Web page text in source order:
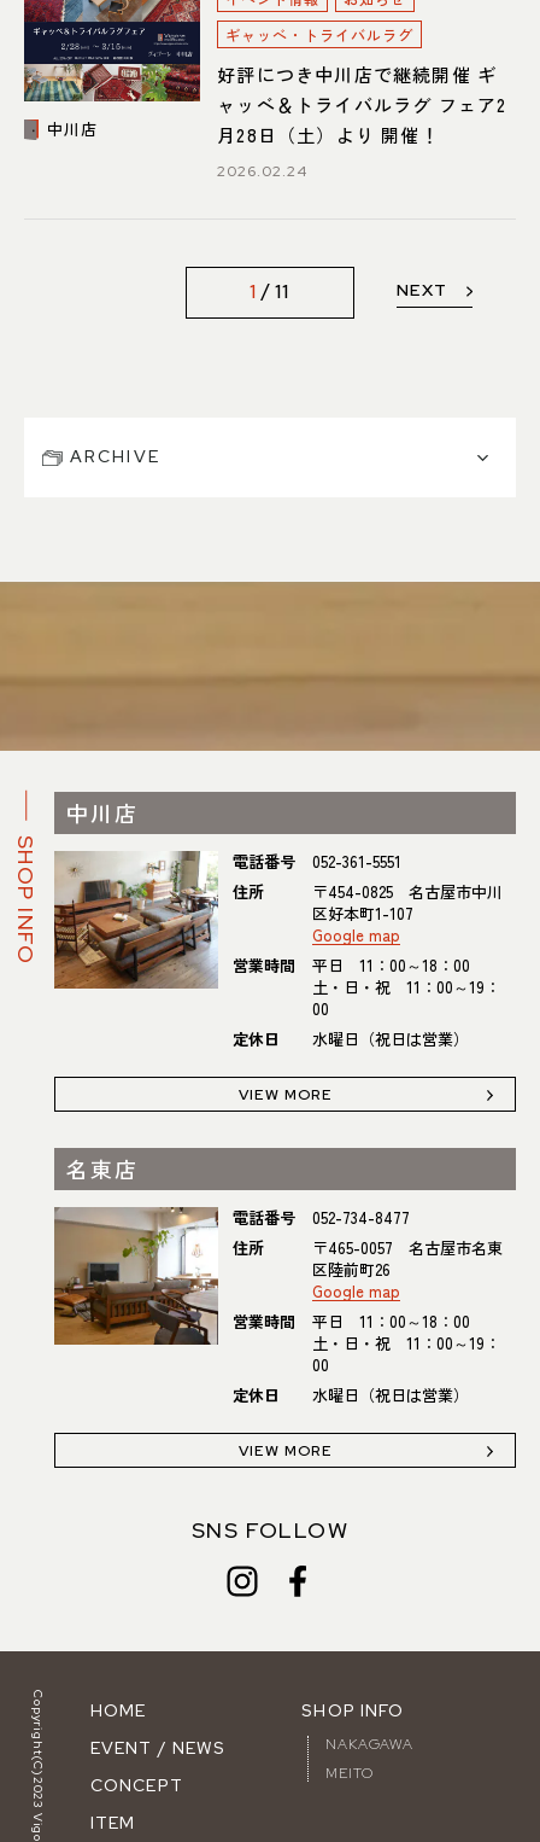
中川店
ギャッベ・トライバルラグ
好評につき中川店で継続開催 ギ
ャッベ＆トライバルラグ フェア2
月28日（土）より 開催！
2026.02.24
1 11 NEXT
ARCHIVE
SHOP INFO
中川店
電話番号
052-361-5551
住所
〒454-0825 名古屋市中川
区好本町1-107
Google map
営業時間
平日 11：00～18：00
土・日・祝 11：00～19：
00
定休日
水曜日（祝日は営業）
VIEW MORE
名東店
電話番号
052-734-8477
住所
〒465-0057 名古屋市名東
区陸前町26
Google map
営業時間
平日 11：00～18：00
土・日・祝 11：00～19：
00
定休日
水曜日（祝日は営業）
VIEW MORE
SNS FOLLOW
Copyright(C)2023 Vigore.
HOME
EVENT / NEWS
CONCEPT
ITEM
SHOP INFO
NAKAGAWA
MEITO